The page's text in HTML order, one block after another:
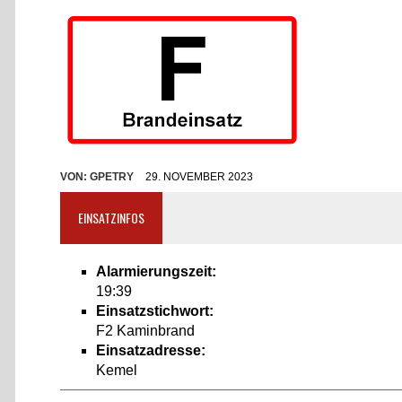
VON:GPETRY 29. NOVEMBER 2023
EINSATZINFOS
Alarmierungszeit:
19:39
Einsatzstichwort:
F2 Kaminbrand
Einsatzadresse:
Kemel